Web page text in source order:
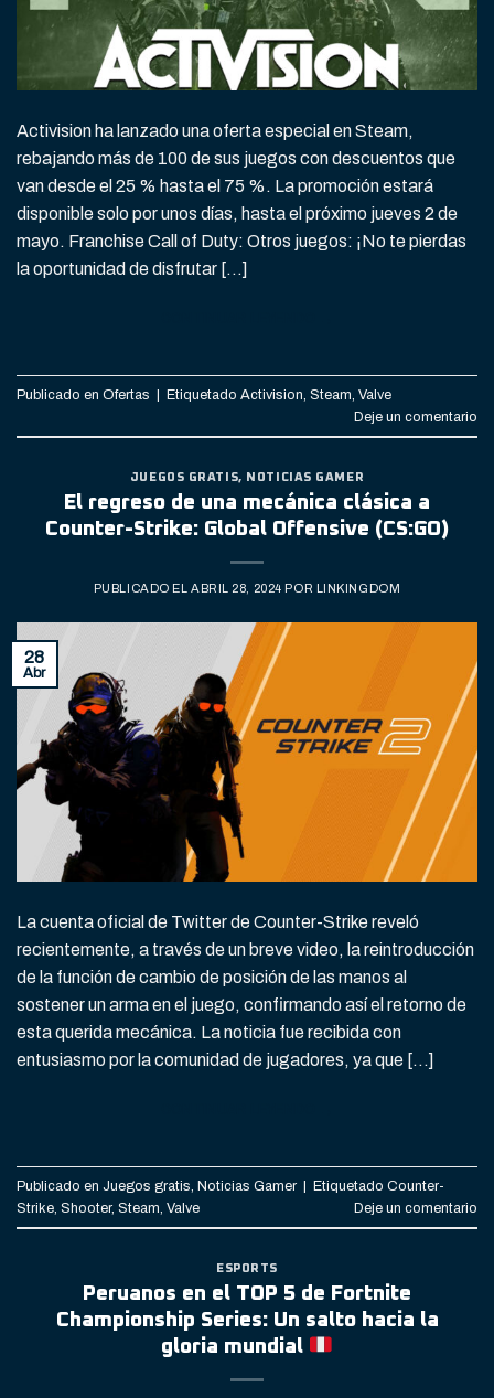
Activision ha lanzado una oferta especial en Steam,
rebajando más de 100 de sus juegos con descuentos que
van desde el 25 % hasta el 75 %. La promoción estará
disponible solo por unos días, hasta el próximo jueves 2 de
mayo. Franchise Call of Duty: Otros juegos: ¡No te pierdas
la oportunidad de disfrutar […]
Publicado en Ofertas | Etiquetado Activision Steam Valve
Deje un comentario
JUEGOS GRATIS, NOTICIAS GAMER
El regreso de una mecánica clásica a
Counter-Strike: Global Offensive (CS:GO)
PUBLICADO EL ABRIL 28, 2024 POR LINKINGDOM
28
Abr
La cuenta oficial de Twitter de Counter-Strike reveló
recientemente, a través de un breve video, la reintroducción
de la función de cambio de posición de las manos al
sostener un arma en el juego, confirmando así el retorno de
esta querida mecánica. La noticia fue recibida con
entusiasmo por la comunidad de jugadores, ya que […]
Publicado en Juegos gratis Noticias Gamer | Etiquetado Counter-
Strike Shooter, Steam Valve Deje un comentario
ESPORTS
Peruanos en el TOP 5 de Fortnite
Championship Series: Un salto hacia la
gloria mundial